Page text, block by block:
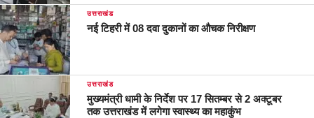
उत्तराखंड
नई टिहरी में 08 दवा दुकानों का औचक निरीक्षण
उत्तराखंड
मुख्यमंत्री धामी के निर्देश पर 17 सितम्बर से 2 अक्टूबर
तक उत्तराखंड में लगेगा स्वास्थ्य का महाकुंभ